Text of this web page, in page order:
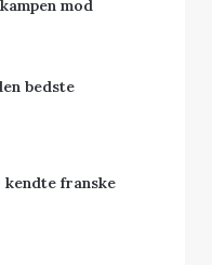
mod
bedste
franske